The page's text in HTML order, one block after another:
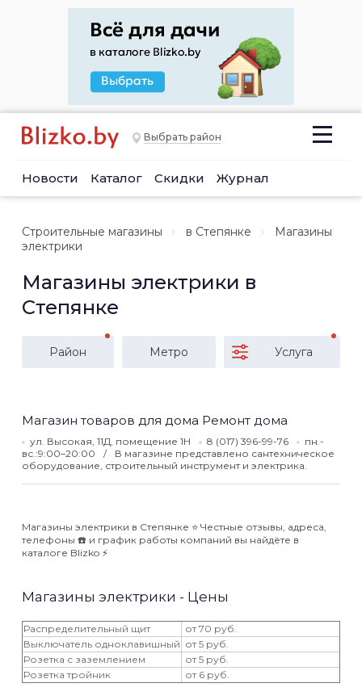
Выбрать район
Новости Каталог Скидки Журнал
Строительные магазины в Степянке
Магазины
электрики
Магазины электрики в
Степянке
Район Метро Услуга
Магазин товаров для дома Ремонт дома
ул. Высокая, 11Д, помещение 1Н 8 (017) 396-99-76
пн.-
вс.:9:00–20:00
В магазине представлено сантехническое
оборудование, строительный инструмент и электрика.
Магазины электрики в Степянке ⭐️ Честные отзывы, адреса,
телефоны ☎️ и график работы компаний вы найдёте в
каталоге Blizko ⚡️
Магазины электрики - Цены
Распределительный щит
от 70 руб.
Выключатель одноклавишный от 5 руб.
Розетка с заземлением
от 5 руб.
Розетка тройник
от 6 руб.